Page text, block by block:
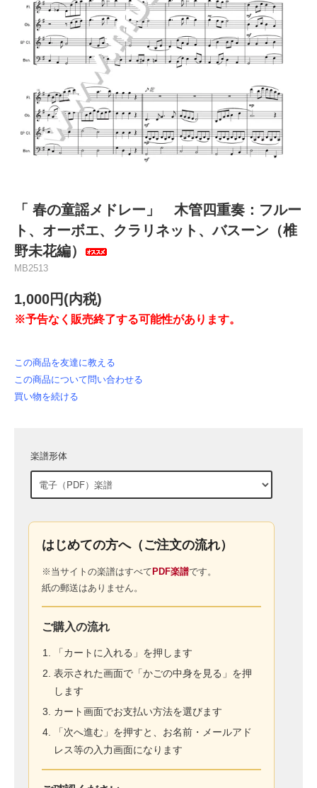
「 春の童謡メドレー」 木管四重奏：フルー
ト、オーボエ、クラリネット、バスーン（椎
野未花編）
MB2513
1,000円(内税)
※予告なく販売終了する可能性があります。
この商品を友達に教える
この商品について問い合わせる
買い物を続ける
楽譜形体
はじめての方へ（ご注文の流れ）
※当サイトの楽譜はすべてPDF楽譜です。
紙の郵送はありません。
ご購入の流れ
「カートに入れる」を押します
表示された画面で「かごの中身を見る」を押
します
カート画面でお支払い方法を選びます
「次へ進む」を押すと、お名前・メールアド
レス等の入力画面になります